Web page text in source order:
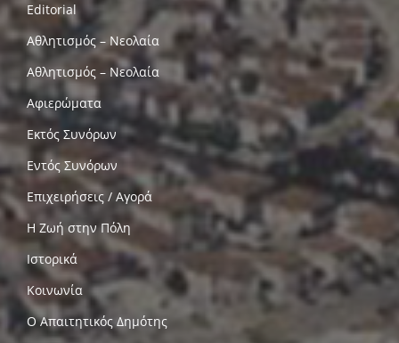
Editorial
Αθλητισμός – Νεολαία
Αθλητισμός – Νεολαία
Αφιερώματα
Εκτός Συνόρων
Εντός Συνόρων
Επιχειρήσεις / Αγορά
Η Ζωή στην Πόλη
Ιστορικά
Κοινωνία
Ο Απαιτητικός Δημότης